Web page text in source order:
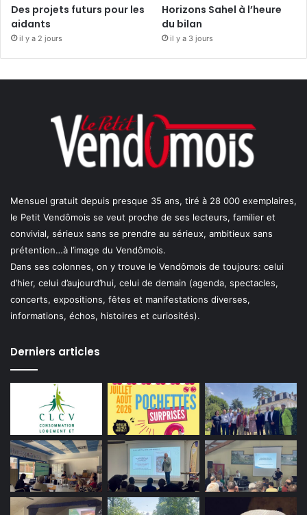
Des projets futurs pour les
aidants
il y a 2 jours
Horizons Sahel à l’heure
du bilan
il y a 3 jours
Mensuel gratuit depuis presque 35 ans, tiré à 28 000 exemplaires,
le Petit Vendômois se veut proche de ses lecteurs, familier et
convivial, sérieux sans se prendre au sérieux, ambitieux sans
prétention…à l’image du Vendômois.
Dans ses colonnes, on y trouve le Vendômois de toujours: celui
d’hier, celui d’aujourd’hui, celui de demain (agenda, spectacles,
concerts, expositions, fêtes et manifestations diverses,
informations, échos, histoires et curiosités).
Derniers articles